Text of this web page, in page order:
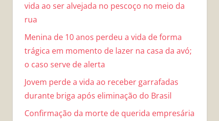
vida ao ser alvejada no pescoço no meio da
rua
Menina de 10 anos perdeu a vida de forma
trágica em momento de lazer na casa da avó;
o caso serve de alerta
Jovem perde a vida ao receber garrafadas
durante briga após eliminação do Brasil
Confirmação da morte de querida empresária